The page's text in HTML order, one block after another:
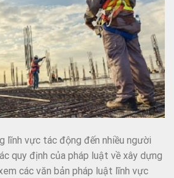
lĩnh vực tác động đến nhiều người
quy định của pháp luật về xây dựng
các văn bản pháp luật lĩnh vực